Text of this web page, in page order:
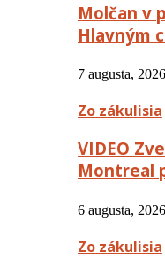
Molčan v
Hlavným
7 augusta, 2026
Zo zákulisia
VIDEO
Montreal
6 augusta, 2026
Zo zákulisia